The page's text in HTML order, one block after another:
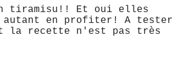
tiramisu!! Et oui elles
autant en profiter! A tester
la recette n'est pas très